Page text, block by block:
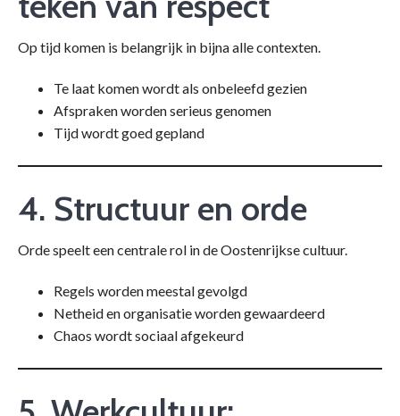
Op tijd komen is belangrijk in bijna alle contexten.
Te laat komen wordt als onbeleefd gezien
Afspraken worden serieus genomen
Tijd wordt goed gepland
4. Structuur en orde
Orde speelt een centrale rol in de Oostenrijkse cultuur.
Regels worden meestal gevolgd
Netheid en organisatie worden gewaardeerd
Chaos wordt sociaal afgekeurd